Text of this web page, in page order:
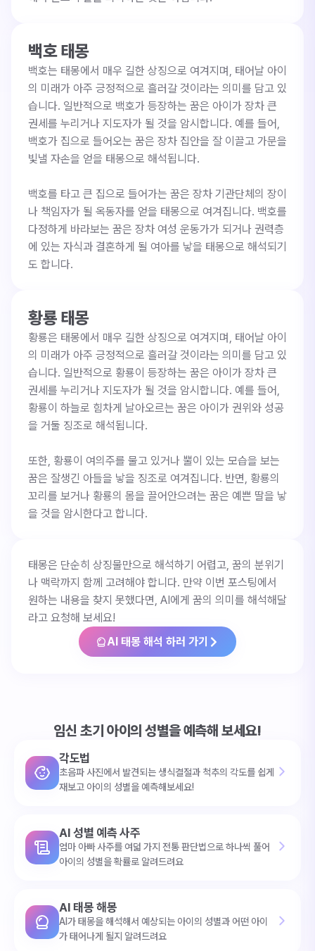
백호 태몽
백호는 태몽에서 매우 길한 상징으로 여겨지며, 태어날 아이
의 미래가 아주 긍정적으로 흘러갈 것이라는 의미를 담고 있
습니다. 일반적으로 백호가 등장하는 꿈은 아이가 장차 큰
권세를 누리거나 지도자가 될 것을 암시합니다. 예를 들어,
백호가 집으로 들어오는 꿈은 장차 집안을 잘 이끌고 가문을
빛낼 자손을 얻을 태몽으로 해석됩니다.
백호를 타고 큰 집으로 들어가는 꿈은 장차 기관단체의 장이
나 책임자가 될 옥동자를 얻을 태몽으로 여겨집니다. 백호를
다정하게 바라보는 꿈은 장차 여성 운동가가 되거나 권력층
에 있는 자식과 결혼하게 될 여아를 낳을 태몽으로 해석되기
도 합니다.
황룡 태몽
황룡은 태몽에서 매우 길한 상징으로 여겨지며, 태어날 아이
의 미래가 아주 긍정적으로 흘러갈 것이라는 의미를 담고 있
습니다. 일반적으로 황룡이 등장하는 꿈은 아이가 장차 큰
권세를 누리거나 지도자가 될 것을 암시합니다. 예를 들어,
황룡이 하늘로 힘차게 날아오르는 꿈은 아이가 권위와 성공
을 거둘 징조로 해석됩니다.
또한, 황룡이 여의주를 물고 있거나 뿔이 있는 모습을 보는
꿈은 잘생긴 아들을 낳을 징조로 여겨집니다. 반면, 황룡의
꼬리를 보거나 황룡의 몸을 끌어안으려는 꿈은 예쁜 딸을 낳
을 것을 암시한다고 합니다.
태몽은 단순히 상징물만으로 해석하기 어렵고, 꿈의 분위기
나 맥락까지 함께 고려해야 합니다. 만약 이번 포스팅에서
원하는 내용을 찾지 못했다면, AI에게 꿈의 의미를 해석해달
라고 요청해 보세요!
AI 태몽 해석 하러 가기
임신 초기 아이의 성별을 예측해 보세요!
각도법
초음파 사진에서 발견되는 생식결절과 척추의 각도를 쉽게
재보고 아이의 성별을 예측해보세요!
AI 성별 예측 사주
엄마 아빠 사주를 여덟 가지 전통 판단법으로 하나씩 풀어
아이의 성별을 확률로 알려드려요
AI 태몽 해몽
AI가 태몽을 해석해서 예상되는 아이의 성별과 어떤 아이
가 태어나게 될지 알려드려요